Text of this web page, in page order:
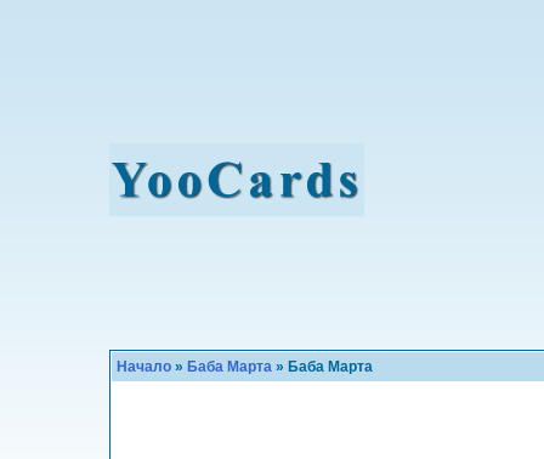
Начало » Баба Марта » Баба Марта